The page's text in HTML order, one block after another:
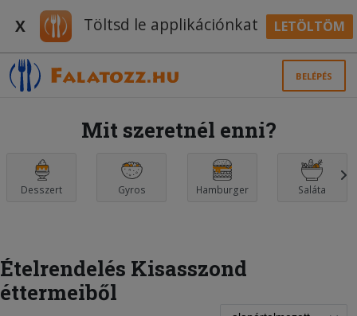
X Töltsd le applikációnkat LETÖLTÖM
BELÉPÉS
Mit szeretnél enni?
Desszert Gyros Hamburger Saláta
Ételrendelés Kisasszond
éttermeiből